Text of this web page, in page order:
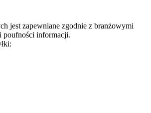
jest zapewniane zgodnie z branżowymi
poufności informacji.